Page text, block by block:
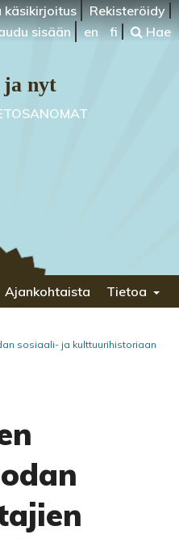
Rekisteröidy
sisään
en fi Hae
ja nyt
Ajankohtaista Tietoa
sosiaali- ja kulttuurihistoriaan